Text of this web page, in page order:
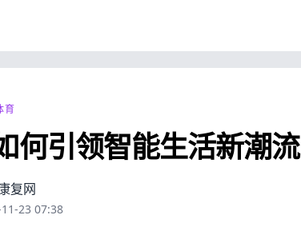
育
何引领智能生活新潮流
复网
23 07:38